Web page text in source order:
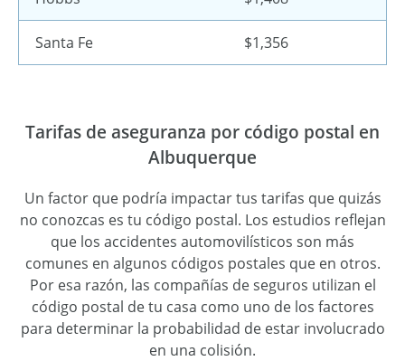
Santa Fe $1,356
Tarifas de aseguranza por código postal en
Albuquerque
Un factor que podría impactar tus tarifas que quizás
no conozcas es tu código postal. Los estudios reflejan
que los accidentes automovilísticos son más
comunes en algunos códigos postales que en otros.
Por esa razón, las compañías de seguros utilizan el
código postal de tu casa como uno de los factores
para determinar la probabilidad de estar involucrado
en una colisión.